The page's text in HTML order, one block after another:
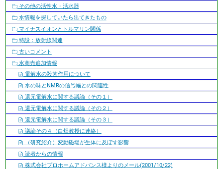
その他の活性水・活水器
水情報を探していたら出てきたもの
マイナスイオンとトルマリン関係
特設：放射線関連
古いコメント
水商売追加情報
電解水の殺菌作用について
水の味とNMRの信号幅との関連性
還元電解水に関する議論（その１）
還元電解水に関する議論（その２）
還元電解水に関する議論（その３）
議論その４（白畑教授に連絡）
（研究紹介）変動磁場が生体に及ぼす影響
読者からの情報
株式会社プロホームアドバンス様よりのメール(2001/10/22)